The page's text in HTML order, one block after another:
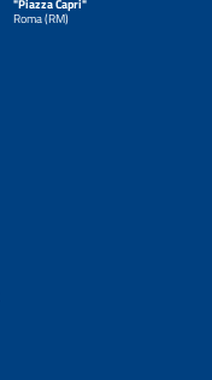
"Piazza Capri"
Roma (RM)